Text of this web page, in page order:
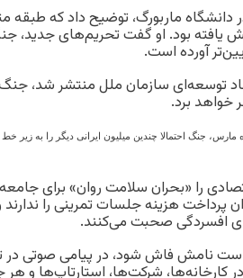
دانشگاه ماربورگ، توضیح داد که طبقه
جمعیت کاهش یافته بود. او گفت تحریم‌های
آورده است.
توسعه‌ای سازمان ملل منتشر شد، جنگ
خواهد برد.
جنگ احتمالا چندین میلیون ایرانی دیگر را به زیر
را «بحران سلامت روان» برای
پرداخت هزینه جلسات تمرینی را
افسردگی صحبت می‌کنند.
نامش فاش شود، در پیامی صوتی در
کارخانه‌ها، شرکت‌ها، استارتاپ‌ها و